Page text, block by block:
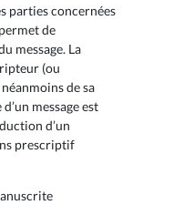
parties concernées
de
message. La
(ou
de sa
message est
d’un
prescriptif